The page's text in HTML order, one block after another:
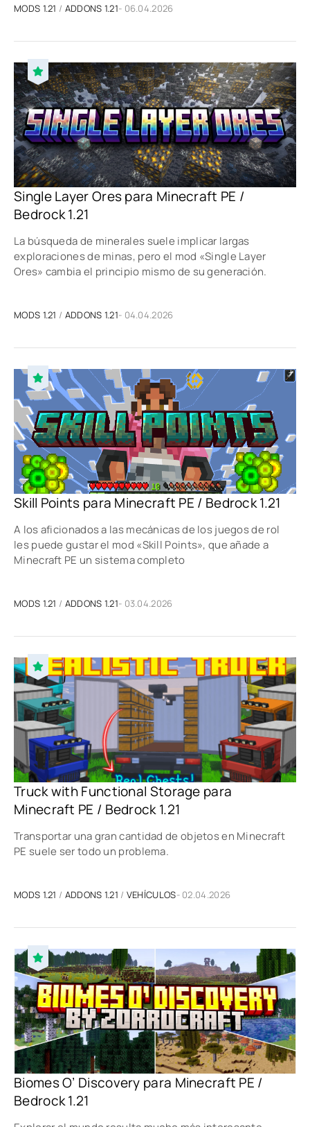
MODS 1.21 / ADDONS 1.21- 06.04.2026
Single Layer Ores para Minecraft PE /
Bedrock 1.21
La búsqueda de minerales suele implicar largas
exploraciones de minas, pero el mod «Single Layer
Ores» cambia el principio mismo de su generación.
MODS 1.21 / ADDONS 1.21- 04.04.2026
Skill Points para Minecraft PE / Bedrock 1.21
A los aficionados a las mecánicas de los juegos de rol
les puede gustar el mod «Skill Points», que añade a
Minecraft PE un sistema completo
MODS 1.21 / ADDONS 1.21- 03.04.2026
Truck with Functional Storage para
Minecraft PE / Bedrock 1.21
Transportar una gran cantidad de objetos en Minecraft
PE suele ser todo un problema.
MODS 1.21 / ADDONS 1.21 / VEHÍCULOS- 02.04.2026
Biomes O’ Discovery para Minecraft PE /
Bedrock 1.21